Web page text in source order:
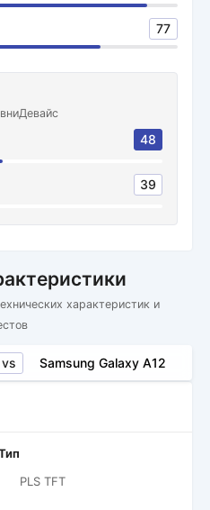
77
48
39
характеристик и
vs Samsung Galaxy A12
PLS TFT